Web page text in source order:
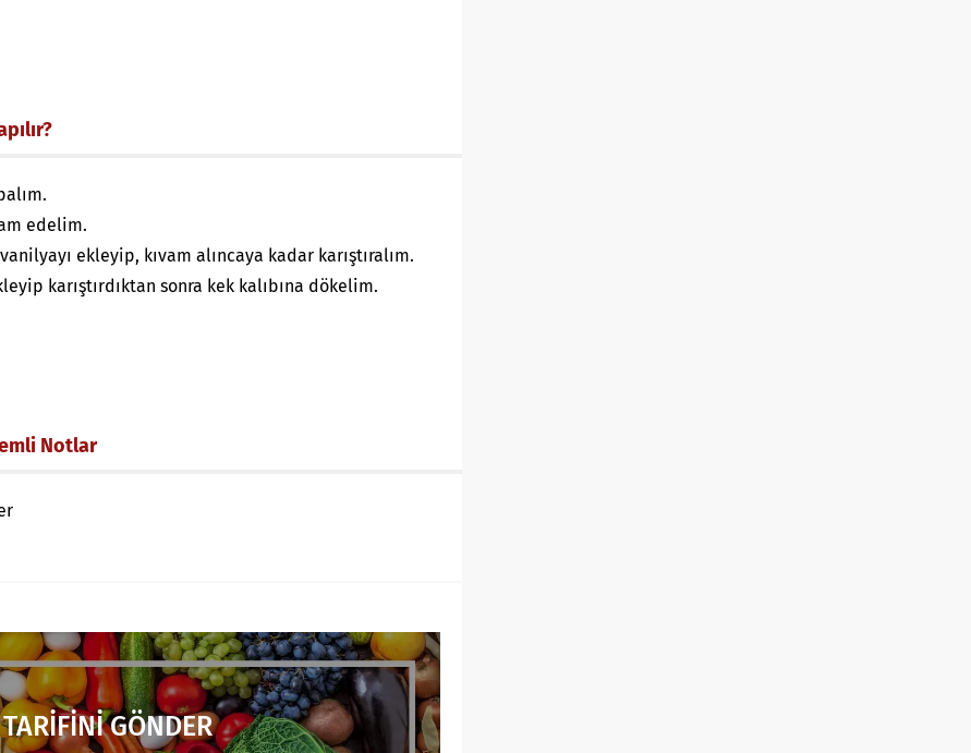
edelim.
ekleyip, kıvam alıncaya kadar karıştıralım.
karıştırdıktan sonra kek kalıbına dökelim.
Notlar
GÖNDER